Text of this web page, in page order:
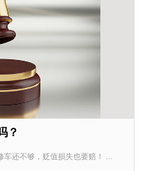
？
还不够，贬值损失也要赔！ ...